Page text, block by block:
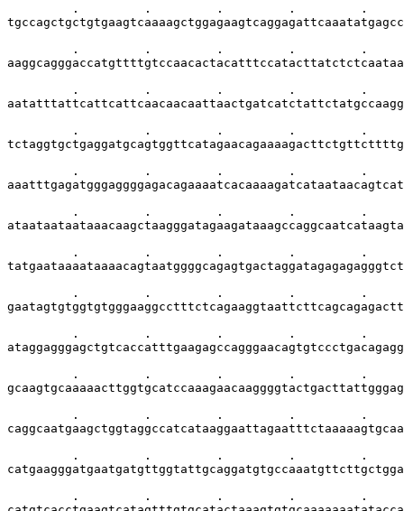
.         .         .         .         .
.         .         .         .         .
.         .         .         .         .
.         .         .         .         .
.         .         .         .         .
.         .         .         .         .
.         .         .         .         .
.         .         .         .         .
.         .         .         .         .
.         .         .         .         .
.         .         .         .         .
.         .         .         .         .
.         .         .         .         .